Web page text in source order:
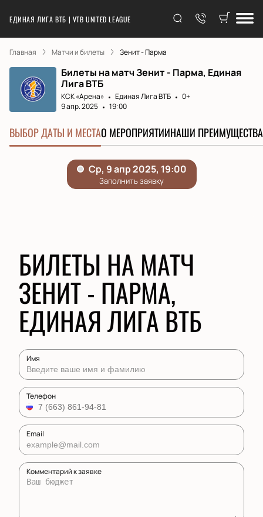
ЕДИНАЯ ЛИГА ВТБ | VTB UNITED LEAGUE
Главная Матчи и билеты Зенит - Парма
Билеты на матч Зенит - Парма, Единая
Лига ВТБ
КСК «Арена» Единая Лига ВТБ
0+
9 апр. 2025
19:00
ВЫБОР ДАТЫ И МЕСТАО МЕРОПРИЯТИИНАШИ ПРЕИМУЩЕСТВА
БИЛЕТЫ НА МАТЧ
ЗЕНИТ - ПАРМА,
ЕДИНАЯ ЛИГА ВТБ
Имя
Телефон
Email
Комментарий к заявке